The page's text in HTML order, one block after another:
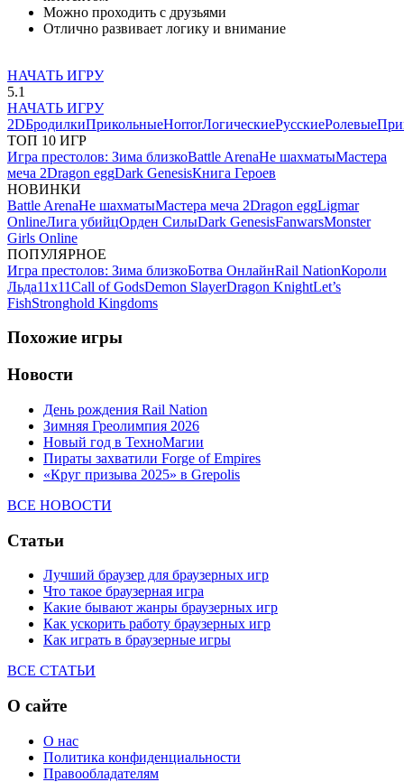
Можно проходить с друзьями
Отлично развивает логику и внимание
НАЧАТЬ ИГРУ
5.1
НАЧАТЬ ИГРУ
2DБродилкиПрикольныеHorrorЛогическиеРусскиеРолевые
ТОП 10 ИГР
Игра престолов: Зима близкоBattle ArenaНе шахматыМастера
меча 2Dragon eggDark GenesisКнига Героев
НОВИНКИ
Battle ArenaНе шахматыМастера меча 2Dragon eggLigmar
OnlineЛига убийцОрден СилыDark GenesisFanwarsMonster
Girls Online
ПОПУЛЯРНОЕ
Игра престолов: Зима близкоБотва ОнлайнRail NationКороли
Льда11х11Call of GodsDemon SlayerDragon KnightLet’s
FishStronghold Kingdoms
Похожие игры
Новости
День рождения Rail Nation
Зимняя Греолимпия 2026
Новый год в ТехноМагии
Пираты захватили Forge of Empires
«Круг призыва 2025» в Grepolis
ВСЕ НОВОСТИ
Статьи
Лучший браузер для браузерных игр
Что такое браузерная игра
Какие бывают жанры браузерных игр
Как ускорить работу браузерных игр
Как играть в браузерные игры
ВСЕ СТАТЬИ
О сайте
О нас
Политика конфиденциальности
Правообладателям